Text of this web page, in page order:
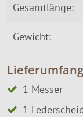
Gesamtlänge:
Gewicht:
Lieferumfang
1 Messer
1